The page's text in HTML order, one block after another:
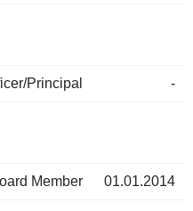
Principal -
Member 01.01.2014